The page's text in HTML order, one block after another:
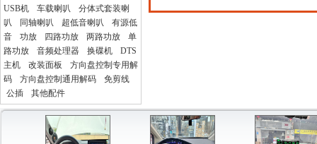
USB机
车载喇叭
分体式套装喇
叭
同轴喇叭 超低音喇叭
有源低
音
功放 四路功放 两路功放
单
路功放
音频处理器 换碟机
DTS
主机
改装面板
方向盘控制专用解
码
方向盘控制通用解码
免剪线
公插
其他配件